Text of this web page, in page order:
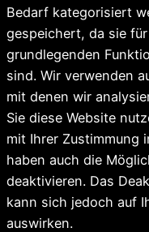
Bedarf kategorisiert
gespeichert, da sie
grundlegenden
sind. Wir verwenden
mit denen wir
Sie diese Website
mit Ihrer Zustimmung
haben auch die
deaktivieren. Das
kann sich jedoch auf
auswirken.